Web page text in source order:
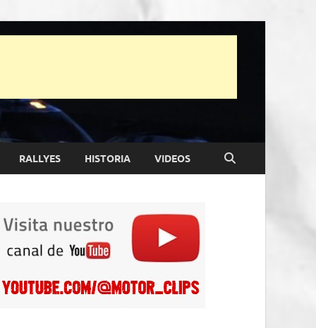
RALLYES HISTORIA VIDEOS